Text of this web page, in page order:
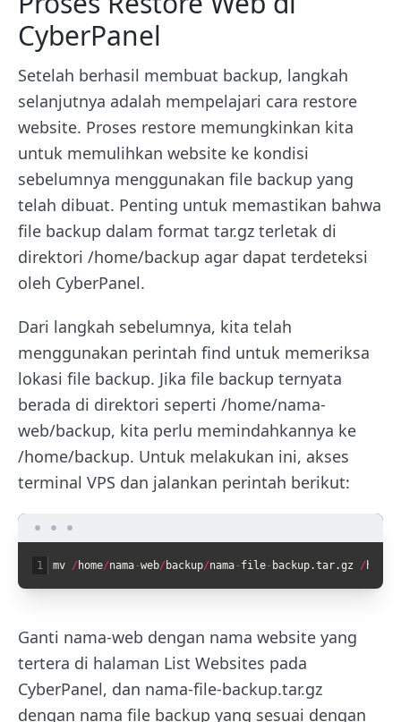
CyberPanel
Setelah berhasil membuat backup, langkah
selanjutnya adalah mempelajari cara restore
website. Proses restore memungkinkan kita
untuk memulihkan website ke kondisi
sebelumnya menggunakan file backup yang
telah dibuat. Penting untuk memastikan bahwa
file backup dalam format tar.gz terletak di
direktori /home/backup agar dapat terdeteksi
oleh CyberPanel.
Dari langkah sebelumnya, kita telah
menggunakan perintah find untuk memeriksa
lokasi file backup. Jika file backup ternyata
berada di direktori seperti /home/nama-
web/backup, kita perlu memindahkannya ke
/home/backup. Untuk melakukan ini, akses
terminal VPS dan jalankan perintah berikut:
1 mv / home/nama-web/ backup/nama-file- backup.tar.gz / home
Ganti nama-web dengan nama website yang
tertera di halaman List Websites pada
CyberPanel, dan nama-file-backup.tar.gz
dengan nama file backup yang sesuai dengan